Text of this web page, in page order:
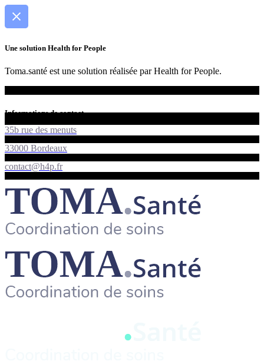
Une solution Health for People
Toma.santé est une solution réalisée par Health for People.
Informations de contact
35b rue des menuts
33000 Bordeaux
contact@h4p.fr